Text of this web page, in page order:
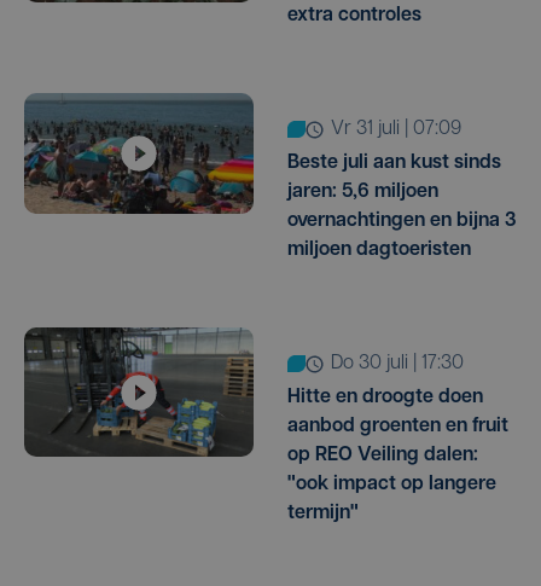
extra controles
vr 31 juli | 07:09
Beste juli aan kust sinds
jaren: 5,6 miljoen
overnachtingen en bijna 3
miljoen dagtoeristen
do 30 juli | 17:30
Hitte en droogte doen
aanbod groenten en fruit
op REO Veiling dalen:
"ook impact op langere
termijn"